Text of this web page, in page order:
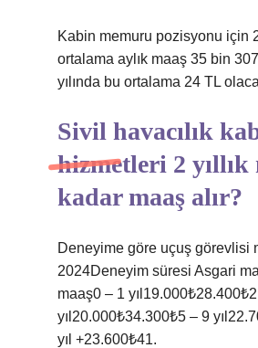
Kabin memuru pozisyonu için
ortalama aylık maaş 35 bin
yılında bu ortalama 24 TL
Sivil havacılık
hizmetleri 2 yıllık
kadar maaş alır?
Deneyime göre uçuş görevlisi
2024Deneyim süresi Asgari
maaş0 – 1
yıl20.000₺34.300₺5 – 9
yıl +23.600₺41.